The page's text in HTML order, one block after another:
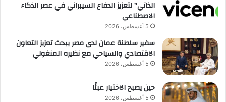
الذاتي” لتعزيز الدفاع السيبراني في عصر الذكاء
الاصطناعي
5 أغسطس، 2026
سفير سلطنة عمان لدى مصر يبحث تعزيز التعاون
الاقتصادي والسياحي مع نظيره المنغولي
5 أغسطس، 2026
حين يصبح الاختيار عبئًا
5 أغسطس، 2026